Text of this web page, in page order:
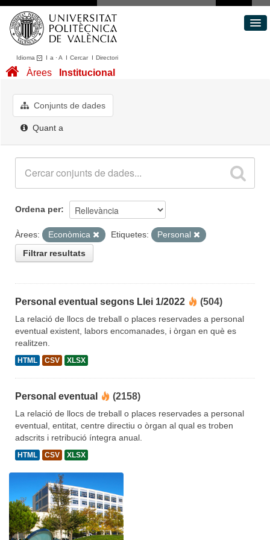
Idioma I a ·A I CercarI Directori
Conjunts de dades
Quant a
Àrees Institucional
Conjunts de dades
Quant a
Ordena per
Àrees: Econòmica Etiquetes:
Personal
Filtrar resultats
Personal eventual segons Llei 1/2022 (504)
La relació de llocs de treball o places reservades a personal
eventual existent, labors encomanades, i òrgan en què es
realitzen.
HTML CSV XLSX
Personal eventual (2158)
La relació de llocs de treball o places reservades a personal
eventual, entitat, centre directiu o òrgan al qual es troben
adscrits i retribució íntegra anual.
HTML CSV XLSX